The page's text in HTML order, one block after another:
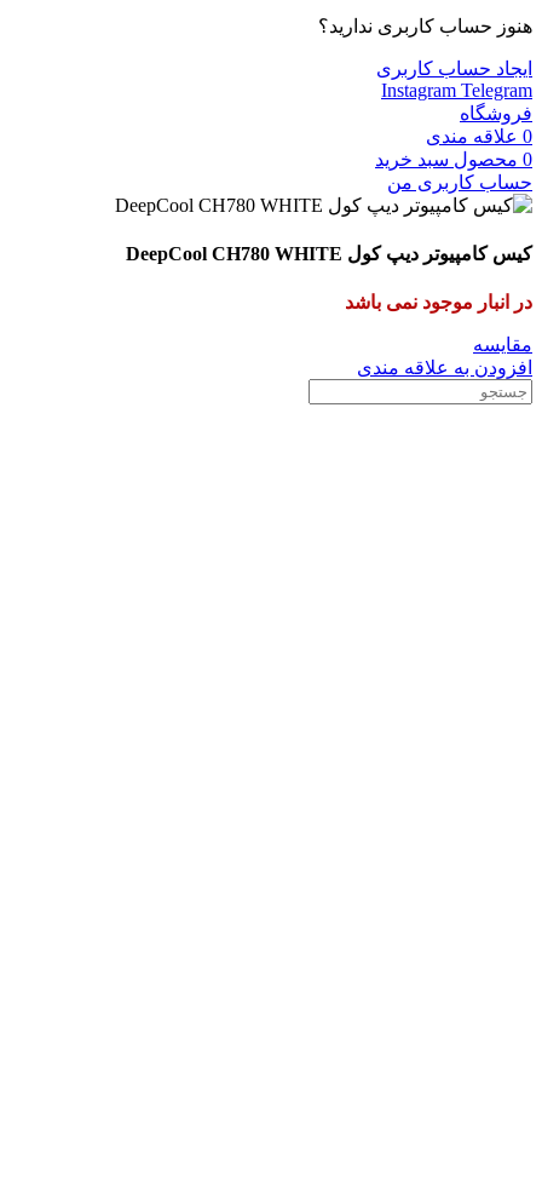
هنوز حساب کاربری ندارید؟
ایجاد حساب کاربری
Instagram Telegram
فروشگاه
0 علاقه مندی
0 محصول سبد خرید
حساب کاربری من
کیس کامپیوتر دیپ کول DeepCool CH780 WHITE
در انبار موجود نمی باشد
مقایسه
افزودن به علاقه مندی